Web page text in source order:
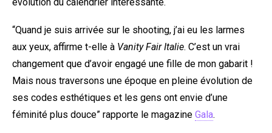
“Quand je suis arrivée sur le shooting, j’ai eu les larmes
aux yeux, affirme t-elle à Vanity Fair Italie. C’est un vrai
changement que d’avoir engagé une fille de mon gabarit !
Mais nous traversons une époque en pleine évolution de
ses codes esthétiques et les gens ont envie d’une
féminité plus douce” rapporte le magazine Gala.